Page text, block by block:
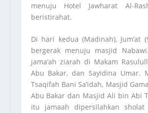
menuju Hotel Jawharat Al-
beristirahat.
Di hari kedua (Madinah), Jum’at
bergerak menuju masjid
jama’ah ziarah di Makam
Abu Bakar, dan Sayidina Umar.
Tsaqifah Bani Sa’idah, Masjid
Abu Bakar dan Masjid Ali bin Abi
itu jamaah dipersilahkan